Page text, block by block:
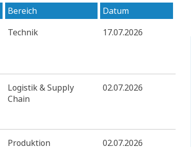
Bereich
Datum
Technik 17.07.2026
Logistik & Supply
Chain
02.07.2026
Produktion 02.07.2026